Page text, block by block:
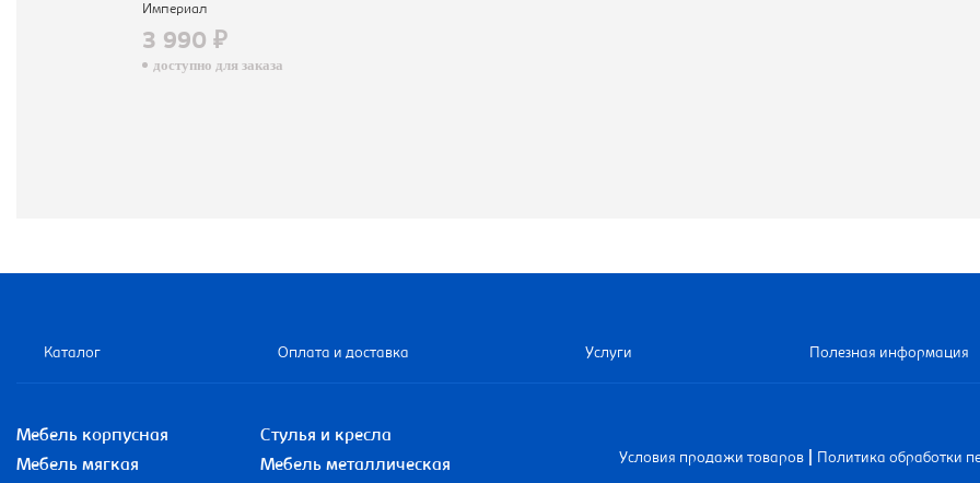
Империал
3 990 ₽
доступно для заказа
Каталог Оплата и доставка Услуги Полезная информация
Мебель корпусная
Стулья и кресла
Мебель мягкая
Мебель металлическая Условия продажи товаров Политика обработки